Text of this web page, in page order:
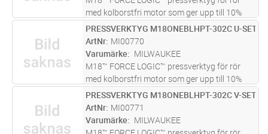
med kolborstfri motor som ger upp till 10%
snabbare pressningar och 20% längre drifttid.
Mest kompakt in-line design. Opereras med en
hand. Marknadsledande 40 0
ST Lägg i kundvagn
PRESSVERKTYG M18ONEBLHPT-302C U-SET
ArtNr MI00770
Varumärke
MILWAUKEE
M18™ FORCE LOGIC™ pressverktyg för rör
med kolborstfri motor som ger upp till 10%
snabbare pressningar och 20% längre drifttid.
Mest kompakt in-line design. Opereras med en
hand. Marknadsledande 40 0
ST Lägg i kundvagn
PRESSVERKTYG M18ONEBLHPT-302C V-SET
ArtNr MI00771
Varumärke
MILWAUKEE